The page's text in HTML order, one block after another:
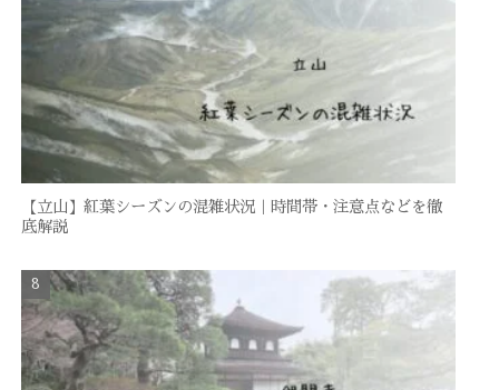
【立山】紅葉シーズンの混雑状況｜時間帯・注意点などを徹
底解説